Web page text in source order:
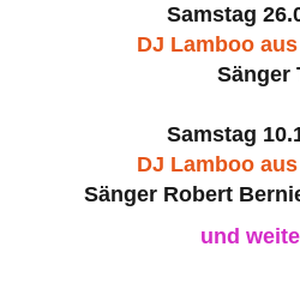
Samstag
DJ Lamboo
Sänger
Samstag
DJ Lamboo
Sänger Robert
und